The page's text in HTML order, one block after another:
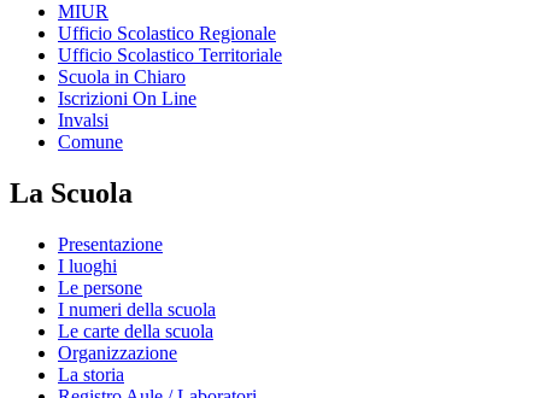
MIUR
Ufficio Scolastico Regionale
Ufficio Scolastico Territoriale
Scuola in Chiaro
Iscrizioni On Line
Invalsi
Comune
La Scuola
Presentazione
I luoghi
Le persone
I numeri della scuola
Le carte della scuola
Organizzazione
La storia